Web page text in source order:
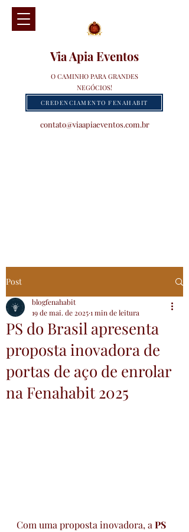
Via Apia Eventos
O CAMINHO PARA GRANDES
NEGÓCIOS!
contato@viaapiaeventos.com.br
CREDENCIAMENTO FENAHABIT
Post
PS do Brasil apresenta
proposta inovadora de
portas de aço de enrolar
na Fenahabit 2025
blogfenahabit
19 de mai. de 20251 min de leitura
Com uma proposta inovadora, a PS